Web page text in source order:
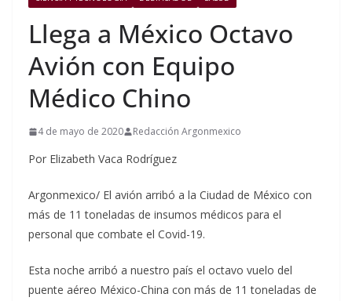
Llega a México Octavo
Avión con Equipo
Médico Chino
4 de mayo de 2020 Redacción Argonmexico
Por Elizabeth Vaca Rodríguez
Argonmexico/ El avión arribó a la Ciudad de México con
más de 11 toneladas de insumos médicos para el
personal que combate el Covid-19.
Esta noche arribó a nuestro país el octavo vuelo del
puente aéreo México-China con más de 11 toneladas de